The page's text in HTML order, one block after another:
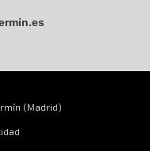
(Madrid)